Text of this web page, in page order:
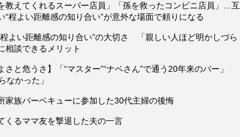
教えてくれるスーパー店員」「孫を救ったコンビニ店員」…互
程よい距離感の知り合い”が意外な場面で頼りになる
よい距離感の知り合い”の大切さ 「親しい人ほど明かしづら
相談できるメリット
さと危うさ】「“マスター”“ナベさん”で通う20年来のバー」
なかった」
家族バーベキューに参加した30代主婦の後悔
くるママ友を撃退した夫の一言